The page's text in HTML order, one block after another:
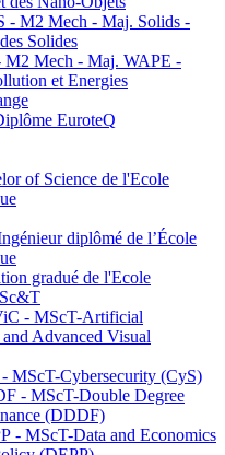
- M2 Mech - Maj. Solids -
Solides
M2 Mech - Maj. WAPE -
et Energies
EuroteQ
of Science de l'Ecole
diplômé de l’École
gradué de l'Ecole
- MScT-Artificial
Advanced Visual
MScT-Cybersecurity (CyS)
- MScT-Double Degree
(DDDF)
- MScT-Data and Economics